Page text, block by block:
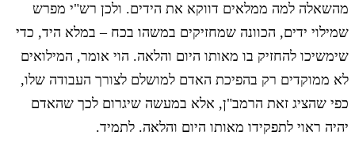
מהשאלה למה ממלאים דווקא את הידים. ולכן רש"י מפרש
שמילוי ידים, הכוונה שמחזיקים במשהו בכח – במלא היד, כדי
שימשיכו להחזיק בו מאותו היום והלאה. הוי אומר, המילואים
לא ממוקדים רק בהפיכת האדם למושלם לצורך העבודה שלו,
כפי שהציג זאת הרמב"ן, אלא במעשה שיגרום לכך שהאדם
יהיה ראוי לתפקידו מאותו היום והלאה. לתמיד.